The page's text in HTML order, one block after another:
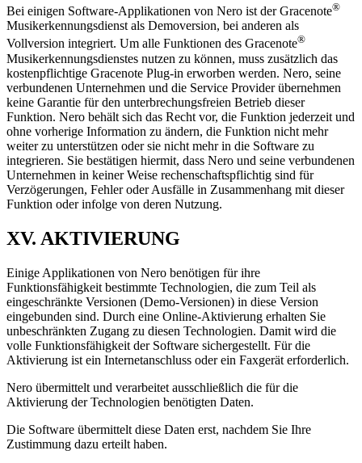
Bei einigen Software-Applikationen von Nero ist der Gracenote®
Musikerkennungsdienst als Demoversion, bei anderen als
Vollversion integriert. Um alle Funktionen des Gracenote®
Musikerkennungsdienstes nutzen zu können, muss zusätzlich das
kostenpflichtige Gracenote Plug-in erworben werden. Nero, seine
verbundenen Unternehmen und die Service Provider übernehmen
keine Garantie für den unterbrechungsfreien Betrieb dieser
Funktion. Nero behält sich das Recht vor, die Funktion jederzeit und
ohne vorherige Information zu ändern, die Funktion nicht mehr
weiter zu unterstützen oder sie nicht mehr in die Software zu
integrieren. Sie bestätigen hiermit, dass Nero und seine verbundenen
Unternehmen in keiner Weise rechenschaftspflichtig sind für
Verzögerungen, Fehler oder Ausfälle in Zusammenhang mit dieser
Funktion oder infolge von deren Nutzung.
XV. AKTIVIERUNG
Einige Applikationen von Nero benötigen für ihre
Funktionsfähigkeit bestimmte Technologien, die zum Teil als
eingeschränkte Versionen (Demo-Versionen) in diese Version
eingebunden sind. Durch eine Online-Aktivierung erhalten Sie
unbeschränkten Zugang zu diesen Technologien. Damit wird die
volle Funktionsfähigkeit der Software sichergestellt. Für die
Aktivierung ist ein Internetanschluss oder ein Faxgerät erforderlich.
Nero übermittelt und verarbeitet ausschließlich die für die
Aktivierung der Technologien benötigten Daten.
Die Software übermittelt diese Daten erst, nachdem Sie Ihre
Zustimmung dazu erteilt haben.